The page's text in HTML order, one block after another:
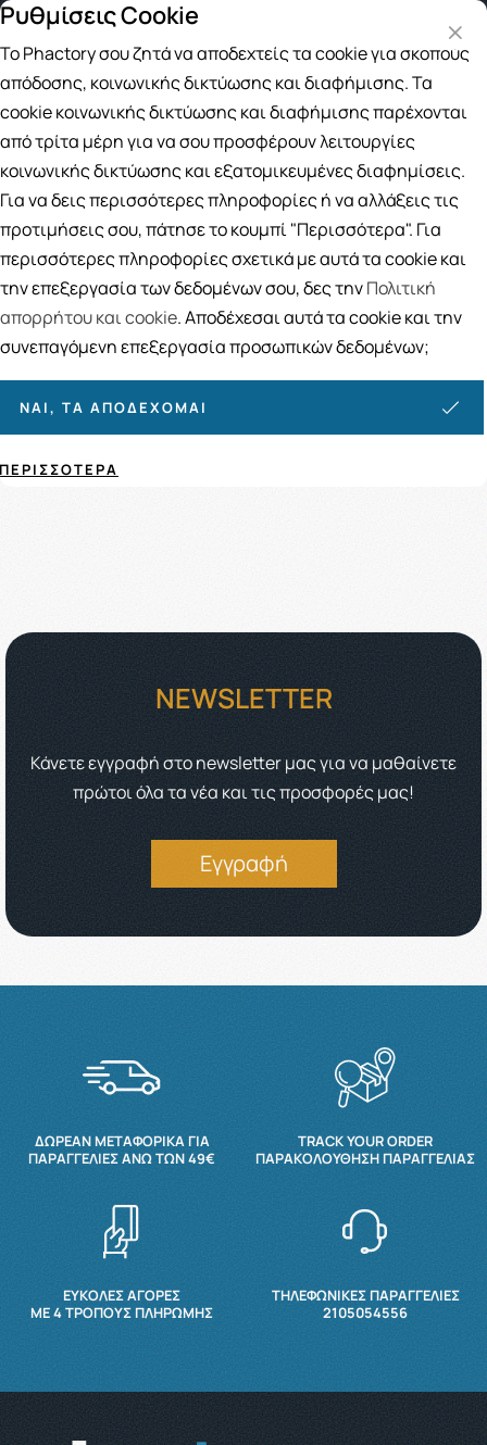
Δωρεάν μεταφορικά για αγορές
Αναζήτηση
Το καλάθι μου
Το καλάθι σας είναι άδειο
Επιστροφή
NEWSLETTER
Κάνετε εγγραφή στο newsletter μας για να μαθαίνετε
πρώτοι όλα τα νέα και τις προσφορές μας!
Εγγραφή
ΔΩΡΕΆΝ ΜΕΤΑΦΟΡΙΚΆ ΓΙΑ
ΠΑΡΑΓΓΕΛΊΕΣ ΆΝΩ ΤΩΝ 49€
TRACK YOUR ORDER
ΠΑΡΑΚΟΛΟΎΘΗΣΗ ΠΑΡΑΓΓΕΛΊΑΣ
ΕΥΚΟΛΕΣ ΑΓΟΡΕΣ
ΜΕ 4 ΤΡΌΠΟΥΣ ΠΛΗΡΩΜΉΣ
ΤΗΛΕΦΩΝΙΚΕΣ ΠΑΡΑΓΓΕΛΙΕΣ
2105054556
Ρυθμίσεις Cookie
Το Phactory σου ζητά να αποδεχτείς τα cookie για σκοπούς
απόδοσης, κοινωνικής δικτύωσης και διαφήμισης. Τα
cookie κοινωνικής δικτύωσης και διαφήμισης παρέχονται
από τρίτα μέρη για να σου προσφέρουν λειτουργίες
κοινωνικής δικτύωσης και εξατομικευμένες διαφημίσεις.
Για να δεις περισσότερες πληροφορίες ή να αλλάξεις τις
προτιμήσεις σου, πάτησε το κουμπί "Περισσότερα". Για
περισσότερες πληροφορίες σχετικά με αυτά τα cookie και
την επεξεργασία των δεδομένων σου, δες τηνΠολιτική
απορρήτου και cookie. Αποδέχεσαι αυτά τα cookie και την
συνεπαγόμενη επεξεργασία προσωπικών δεδομένων;
ΝΑΙ, ΤΑ ΑΠΟΔΈΧΟΜΑΙ
ΠΕΡΙΣΣΌΤΕΡΑ